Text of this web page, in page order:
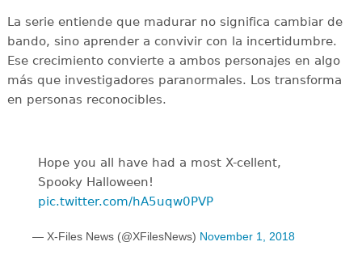
La serie entiende que madurar no significa cambiar de
bando, sino aprender a convivir con la incertidumbre.
Ese crecimiento convierte a ambos personajes en algo
más que investigadores paranormales. Los transforma
en personas reconocibles.
Hope you all have had a most X-cellent,
Spooky Halloween!
pic.twitter.com/hA5uqw0PVP
— X-Files News (@XFilesNews) November 1, 2018